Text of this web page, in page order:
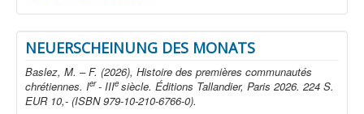
NEUERSCHEINUNG DES MONATS
Baslez, M. – F. (2026), Histoire des premières communautés
chrétiennes. Ier- IIIe siècle. Éditions Tallandier, Paris 2026. 224 S.
EUR 10,- (ISBN 979-10-210-6766-0).